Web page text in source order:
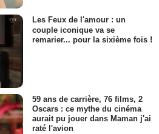
Les Feux de l'amour : un
couple iconique va se
remarier... pour la sixième fois !
59 ans de carrière, 76 films, 2
Oscars : ce mythe du cinéma
aurait pu jouer dans Maman j'ai
raté l'avion